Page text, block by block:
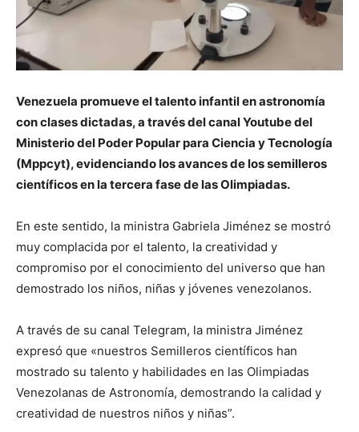
Venezuela promueve el talento infantil en astronomía
con clases dictadas, a través del canal Youtube del
Ministerio del Poder Popular para Ciencia y Tecnología
(Mppcyt), evidenciando los avances de los semilleros
científicos en la tercera fase de las Olimpiadas.
En este sentido, la ministra Gabriela Jiménez se mostró
muy complacida por el talento, la creatividad y
compromiso por el conocimiento del universo que han
demostrado los niños, niñas y jóvenes venezolanos.
A través de su canal Telegram, la ministra Jiménez
expresó que «nuestros Semilleros científicos han
mostrado su talento y habilidades en las Olimpiadas
Venezolanas de Astronomía, demostrando la calidad y
creatividad de nuestros niños y niñas”.